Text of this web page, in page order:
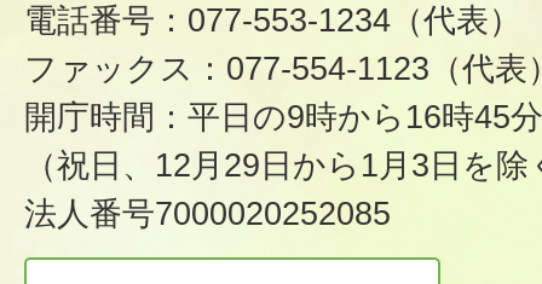
電話番号：077-553-1234（代表）
ファックス：077-554-1123（代表
開庁時間：平日の9時から16時45分
（祝日、12月29日から1月3日を除
法人番号7000020252085